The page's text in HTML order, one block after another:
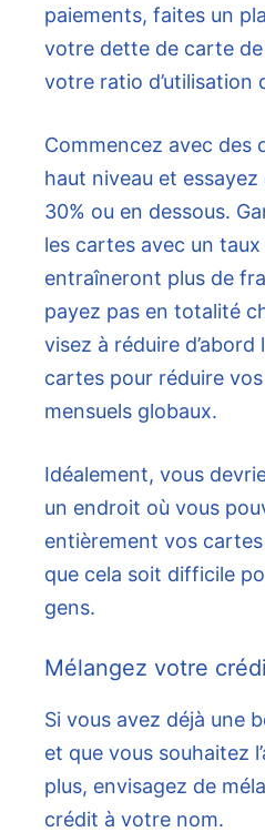
paiements, faites un
votre dette de carte
votre ratio d’utilisation
Commencez avec des
haut niveau et
30% ou en dessous.
les cartes avec un taux
entraîneront plus de
payez pas en totalité
visez à réduire d’abord
cartes pour réduire
mensuels globaux.
Idéalement, vous
un endroit où vous
entièrement vos
que cela soit difficile
gens.
Mélangez votre
Si vous avez déjà une
et que vous souhaitez
plus, envisagez de
crédit à votre nom.